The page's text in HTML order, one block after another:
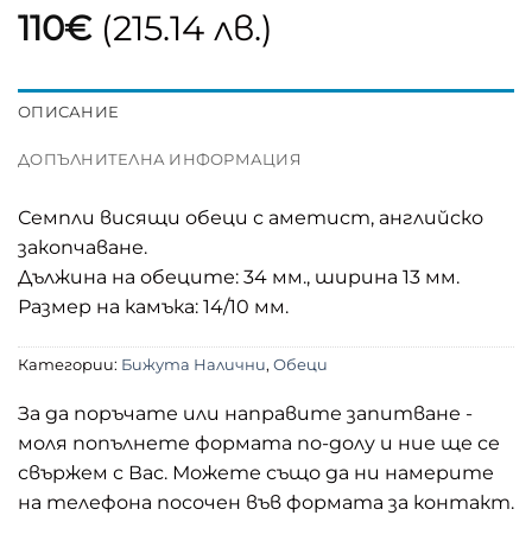
110€ (215.14 лв.)
ОПИСАНИЕ
ДОПЪЛНИТЕЛНА ИНФОРМАЦИЯ
Семпли висящи обеци с аметист, английско
закопчаване.
Дължина на обеците: 34 мм., ширина 13 мм.
Размер на камъка: 14/10 мм.
Категории: Бижута Налични, Обеци
За да поръчате или направите запитване -
моля попълнете формата по-долу и ние ще се
свържем с Вас. Можете също да ни намерите
на телефона посочен във формата за контакт.